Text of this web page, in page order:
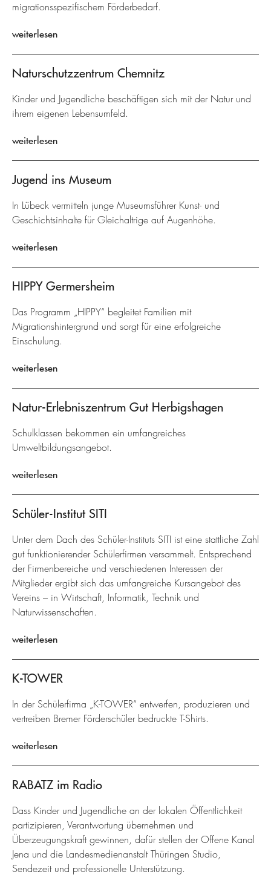
migrationsspezifischem Förderbedarf.
weiterlesen
Naturschutzzentrum Chemnitz
Kinder und Jugendliche beschäftigen sich mit der Natur und
ihrem eigenen Lebensumfeld.
weiterlesen
Jugend ins Museum
In Lübeck vermitteln junge Museumsführer Kunst- und
Geschichtsinhalte für Gleichaltrige auf Augenhöhe.
weiterlesen
HIPPY Germersheim
Das Programm „HIPPY“ begleitet Familien mit
Migrationshintergrund und sorgt für eine erfolgreiche
Einschulung.
weiterlesen
Natur-Erlebniszentrum Gut Herbigshagen
Schulklassen bekommen ein umfangreiches
Umweltbildungsangebot.
weiterlesen
Schüler-Institut SITI
Unter dem Dach des Schüler-Instituts SITI ist eine stattliche Zahl
gut funktionierender Schülerfirmen versammelt. Entsprechend
der Firmenbereiche und verschiedenen Interessen der
Mitglieder ergibt sich das umfangreiche Kursangebot des
Vereins – in Wirtschaft, Informatik, Technik und
Naturwissenschaften.
weiterlesen
K-TOWER
In der Schülerfirma „K-TOWER“ entwerfen, produzieren und
vertreiben Bremer Förderschüler bedruckte T-Shirts.
weiterlesen
RABATZ im Radio
Dass Kinder und Jugendliche an der lokalen Öffentlichkeit
partizipieren, Verantwortung übernehmen und
Überzeugungskraft gewinnen, dafür stellen der Offene Kanal
Jena und die Landesmedienanstalt Thüringen Studio,
Sendezeit und professionelle Unterstützung.